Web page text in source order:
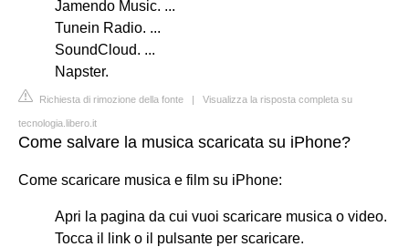
Jamendo Music. ...
Tunein Radio. ...
SoundCloud. ...
Napster.
Richiesta di rimozione della fonte | Visualizza la risposta completa su
tecnologia.libero.it
Come salvare la musica scaricata su iPhone?
Come scaricare musica e film su iPhone:
Apri la pagina da cui vuoi scaricare musica o video.
Tocca il link o il pulsante per scaricare.